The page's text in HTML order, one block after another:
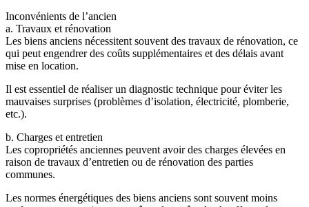
Inconvénients de l’ancien
a. Travaux et rénovation
Les biens anciens nécessitent souvent des travaux de rénovation, ce
qui peut engendrer des coûts supplémentaires et des délais avant
mise en location.
Il est essentiel de réaliser un diagnostic technique pour éviter les
mauvaises surprises (problèmes d’isolation, électricité, plomberie,
etc.).
b. Charges et entretien
Les copropriétés anciennes peuvent avoir des charges élevées en
raison de travaux d’entretien ou de rénovation des parties
communes.
Les normes énergétiques des biens anciens sont souvent moins